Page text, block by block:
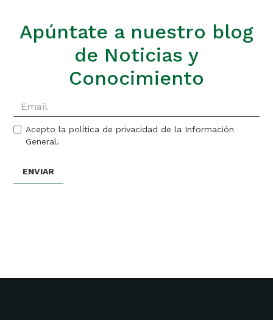
Apúntate a nuestro blog
de Noticias y
Conocimiento
Acepto la política de privacidad de la Información
General.